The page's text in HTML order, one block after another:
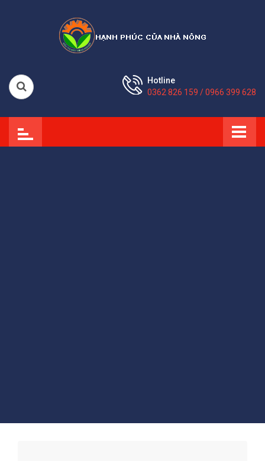
Hotline
0362 826 159 / 0966 399 628